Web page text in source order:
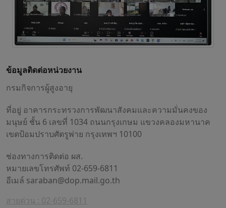
ข้อมูลติดต่อหน่วยงาน
กรมกิจการผู้สูงอายุ
ที่อยู่ อาคารกระทรวงการพัฒนาสังคมและความมั่นคงของ
มนุษย์ ชั้น 6 เลขที่ 1034 ถนนกรุงเกษม แขวงคลองมหานาค
เขตป้อมปราบศัตรูพ่าย กรุงเทพฯ 10100
ช่องทางการติดต่อ ผส.
หมายเลขโทรศัพท์ 02-659-6811
อีเมล์ saraban@dop.mail.go.th
สายด่วน : 02-659-6811